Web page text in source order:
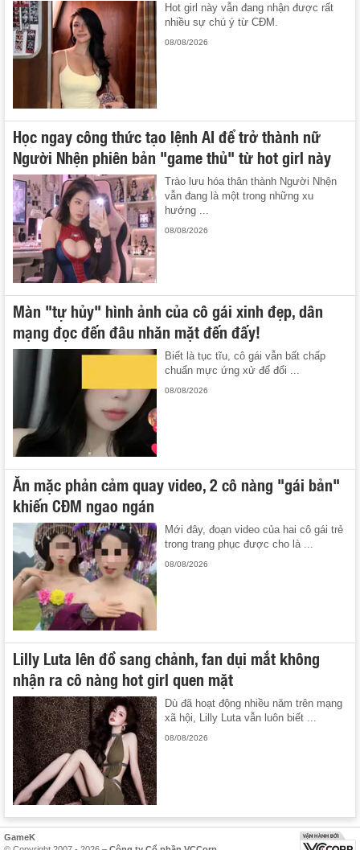
Hot girl này vẫn đang nhận được rất
nhiều sự chú ý từ CĐM.
08/08/2026
Học ngay công thức tạo lệnh AI để trở thành nữ
Người Nhện phiên bản "game thủ" từ hot girl này
Trào lưu hóa thân thành Người Nhện
vẫn đang là một trong những xu
hướng ...
08/08/2026
Màn "tự hủy" hình ảnh của cô gái xinh đẹp, dân
mạng đọc đến đâu nhăn mặt đến đấy!
Biết là tục tĩu, cô gái vẫn bất chấp
chuẩn mực ứng xử để đổi ...
08/08/2026
Ăn mặc phản cảm quay video, 2 cô nàng "gái bản"
khiến CĐM ngao ngán
Mới đây, đoạn video của hai cô gái trẻ
trong trang phục được cho là ...
08/08/2026
Lilly Luta lên đồ sang chảnh, fan dụi mắt không
nhận ra cô nàng hot girl quen mặt
Dù đã hoạt động nhiều năm trên mạng
xã hội, Lilly Luta vẫn luôn biết ...
08/08/2026
GameK